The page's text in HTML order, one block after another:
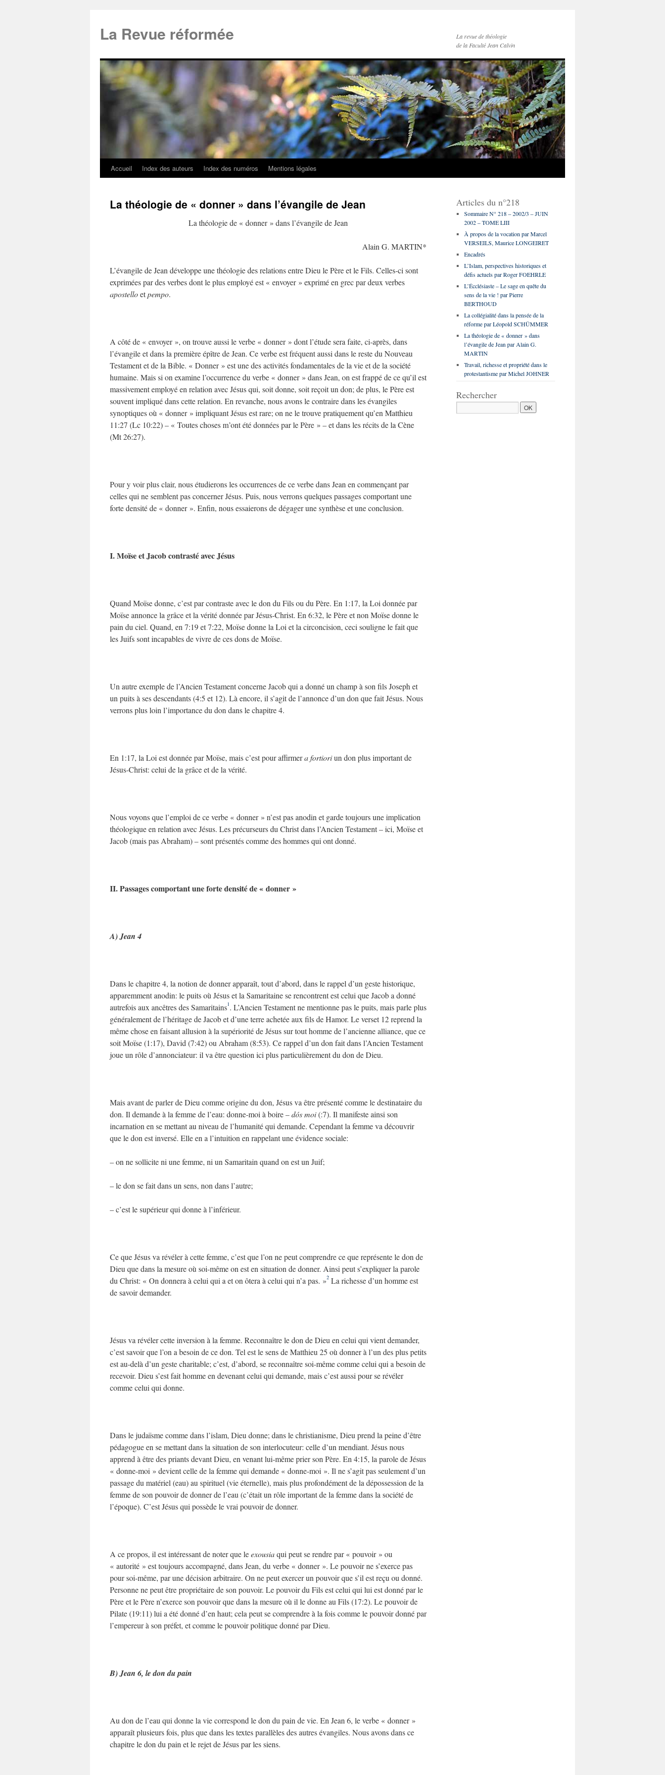
La Revue réformée
La revue de théologie
de la Faculté Jean Calvin
Accueil Index des auteurs Index des numéros Mentions légales
La théologie de « donner » dans l’évangile de Jean
La théologie de « donner » dans l’évangile de Jean
Alain G. MARTIN*
L’évangile de Jean développe une théologie des relations entre Dieu le Père et le Fils. Celles-ci sont
exprimées par des verbes dont le plus employé est « envoyer » exprimé en grec par deux verbes
apostelloetpempo.
A côté de « envoyer », on trouve aussi le verbe « donner » dont l’étude sera faite, ci-après, dans
l’évangile et dans la première épître de Jean. Ce verbe est fréquent aussi dans le reste du Nouveau
Testament et de la Bible. « Donner » est une des activités fondamentales de la vie et de la société
humaine. Mais si on examine l’occurrence du verbe « donner » dans Jean, on est frappé de ce qu’il est
massivement employé en relation avec Jésus qui, soit donne, soit reçoit un don; de plus, le Père est
souvent impliqué dans cette relation. En revanche, nous avons le contraire dans les évangiles
synoptiques où « donner » impliquant Jésus est rare; on ne le trouve pratiquement qu’en Matthieu
11:27 (Lc 10:22) – « Toutes choses m’ont été données par le Père » – et dans les récits de la Cène
(Mt 26:27).
Pour y voir plus clair, nous étudierons les occurrences de ce verbe dans Jean en commençant par
celles qui ne semblent pas concerner Jésus. Puis, nous verrons quelques passages comportant une
forte densité de « donner ». Enfin, nous essaierons de dégager une synthèse et une conclusion.
I. Moïse et Jacob contrasté avec Jésus
Quand Moïse donne, c’est par contraste avec le don du Fils ou du Père. En 1:17, la Loi donnée par
Moïse annonce la grâce et la vérité donnée par Jésus-Christ. En 6:32, le Père et non Moïse donne le
pain du ciel. Quand, en 7:19 et 7:22, Moïse donne la Loi et la circoncision, ceci souligne le fait que
les Juifs sont incapables de vivre de ces dons de Moïse.
Un autre exemple de l’Ancien Testament concerne Jacob qui a donné un champ à son fils Joseph et
un puits à ses descendants (4:5 et 12). Là encore, il s’agit de l’annonce d’un don que fait Jésus. Nous
verrons plus loin l’importance du don dans le chapitre 4.
En 1:17, la Loi est donnée par Moïse, mais c’est pour affirmera fortioriun don plus important de
Jésus-Christ: celui de la grâce et de la vérité.
Nous voyons que l’emploi de ce verbe « donner » n’est pas anodin et garde toujours une implication
théologique en relation avec Jésus. Les précurseurs du Christ dans l’Ancien Testament – ici, Moïse et
Jacob (mais pas Abraham) – sont présentés comme des hommes qui ont donné.
II. Passages comportant une forte densité de « donner »
A) Jean 4
Dans le chapitre 4, la notion de donner apparaît, tout d’abord, dans le rappel d’un geste historique,
apparemment anodin: le puits où Jésus et la Samaritaine se rencontrent est celui que Jacob a donné
autrefois aux ancêtres des Samaritains1. L’Ancien Testament ne mentionne pas le puits, mais parle plus
généralement de l’héritage de Jacob et d’une terre achetée aux fils de Hamor. Le verset 12 reprend la
même chose en faisant allusion à la supériorité de Jésus sur tout homme de l’ancienne alliance, que ce
soit Moïse (1:17), David (7:42) ou Abraham (8:53). Ce rappel d’un don fait dans l’Ancien Testament
joue un rôle d’annonciateur: il va être question ici plus particulièrement du don de Dieu.
Mais avant de parler de Dieu comme origine du don, Jésus va être présenté comme le destinataire du
don. Il demande à la femme de l’eau: donne-moi à boire –dós moi(:7). Il manifeste ainsi son
incarnation en se mettant au niveau de l’humanité qui demande. Cependant la femme va découvrir
que le don est inversé. Elle en a l’intuition en rappelant une évidence sociale:
– on ne sollicite ni une femme, ni un Samaritain quand on est un Juif;
– le don se fait dans un sens, non dans l’autre;
– c’est le supérieur qui donne à l’inférieur.
Ce que Jésus va révéler à cette femme, c’est que l’on ne peut comprendre ce que représente le don de
Dieu que dans la mesure où soi-même on est en situation de donner. Ainsi peut s’expliquer la parole
du Christ: « On donnera à celui qui a et on ôtera à celui qui n’a pas. »2 La richesse d’un homme est
de savoir demander.
Jésus va révéler cette inversion à la femme. Reconnaître le don de Dieu en celui qui vient demander,
c’est savoir que l’on a besoin de ce don. Tel est le sens de Matthieu 25 où donner à l’un des plus petits
est au-delà d’un geste charitable; c’est, d’abord, se reconnaître soi-même comme celui qui a besoin de
recevoir. Dieu s’est fait homme en devenant celui qui demande, mais c’est aussi pour se révéler
comme celui qui donne.
Dans le judaïsme comme dans l’islam, Dieu donne; dans le christianisme, Dieu prend la peine d’être
pédagogue en se mettant dans la situation de son interlocuteur: celle d’un mendiant. Jésus nous
apprend à être des priants devant Dieu, en venant lui-même prier son Père. En 4:15, la parole de Jésus
« donne-moi » devient celle de la femme qui demande « donne-moi ». Il ne s’agit pas seulement d’un
passage du matériel (eau) au spirituel (vie éternelle), mais plus profondément de la dépossession de la
femme de son pouvoir de donner de l’eau (c’était un rôle important de la femme dans la société de
l’époque). C’est Jésus qui possède le vrai pouvoir de donner.
A ce propos, il est intéressant de noter que leexousiaqui peut se rendre par « pouvoir » ou
« autorité » est toujours accompagné, dans Jean, du verbe « donner ». Le pouvoir ne s’exerce pas
pour soi-même, par une décision arbitraire. On ne peut exercer un pouvoir que s’il est reçu ou donné.
Personne ne peut être propriétaire de son pouvoir. Le pouvoir du Fils est celui qui lui est donné par le
Père et le Père n’exerce son pouvoir que dans la mesure où il le donne au Fils (17:2). Le pouvoir de
Pilate (19:11) lui a été donné d’en haut; cela peut se comprendre à la fois comme le pouvoir donné par
l’empereur à son préfet, et comme le pouvoir politique donné par Dieu.
B) Jean 6, le don du pain
Au don de l’eau qui donne la vie correspond le don du pain de vie. En Jean 6, le verbe « donner »
apparaît plusieurs fois, plus que dans les textes parallèles des autres évangiles. Nous avons dans ce
chapitre le don du pain et le rejet de Jésus par les siens.
Articles du n°218
Sommaire N° 218 – 2002/3 – JUIN
2002 – TOME LIII
À propos de la vocation par Marcel
VERSEILS, Maurice LONGEIRET
Encadrés
L’Islam, perspectives historiques et
défis actuels par Roger FOEHRLE
L’Écclésiaste – Le sage en quête du
sens de la vie ! par Pierre
BERTHOUD
La collégialité dans la pensée de la
réforme par Léopold SCHÜMMER
La théologie de « donner » dans
l’évangile de Jean par Alain G.
MARTIN
Travail, richesse et propriété dans le
protestantisme par Michel JOHNER
Rechercher